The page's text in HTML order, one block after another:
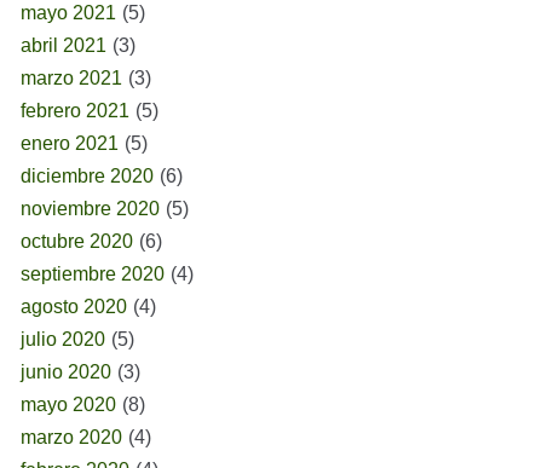
mayo 2021 (5)
abril 2021 (3)
marzo 2021 (3)
febrero 2021 (5)
enero 2021 (5)
diciembre 2020 (6)
noviembre 2020 (5)
octubre 2020 (6)
septiembre 2020 (4)
agosto 2020 (4)
julio 2020 (5)
junio 2020 (3)
mayo 2020 (8)
marzo 2020 (4)